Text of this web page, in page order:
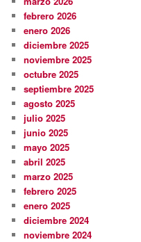
febrero 2026
enero 2026
diciembre 2025
noviembre 2025
octubre 2025
septiembre 2025
agosto 2025
julio 2025
junio 2025
mayo 2025
abril 2025
marzo 2025
febrero 2025
enero 2025
diciembre 2024
noviembre 2024